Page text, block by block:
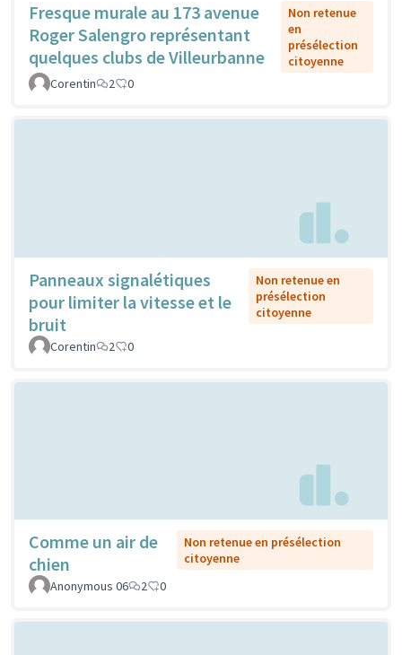
Fresque murale au 173 avenue
Roger Salengro représentant
quelques clubs de Villeurbanne
Non retenue
en
présélection
citoyenne
Corentin
2 0
Panneaux signalétiques
pour limiter la vitesse et le
bruit
Non retenue en
présélection
citoyenne
Corentin 2 0
Comme un air de
chien
Non retenue en présélection
citoyenne
Anonymous 06
2 0